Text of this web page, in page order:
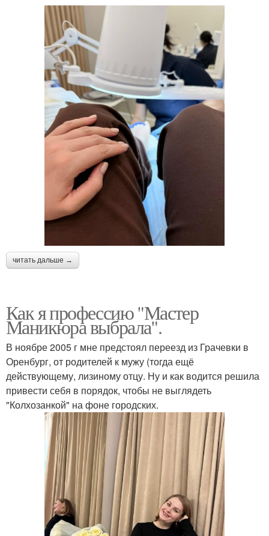
читать дальше →
Как я профессию "Мастер
Маникюра выбрала".
В ноябре 2005 г мне предстоял переезд из Грачевки в
Оренбург, от родителей к мужу (тогда ещё
действующему, лизиному отцу. Ну и как водится решила
привести себя в порядок, чтобы не выглядеть
"Колхозанкой" на фоне городских.